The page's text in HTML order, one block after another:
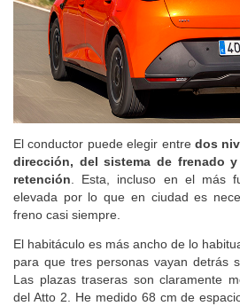
El conductor puede elegir entre dos
dirección, del sistema de frenado
retención. Esta, incluso en el más
elevada por lo que en ciudad es
freno casi siempre.
El habitáculo es más ancho de lo
para que tres personas vayan detrás
Las plazas traseras son claramente
del Atto 2. He medido 68 cm de